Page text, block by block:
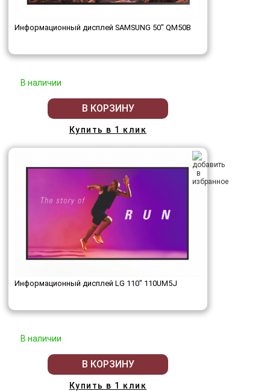
Информационный дисплей SAMSUNG 50" QM50B
В наличии
В КОРЗИНУ
Купить в 1 клик
Информационный дисплей LG 110" 110UM5J
В наличии
В КОРЗИНУ
Купить в 1 клик